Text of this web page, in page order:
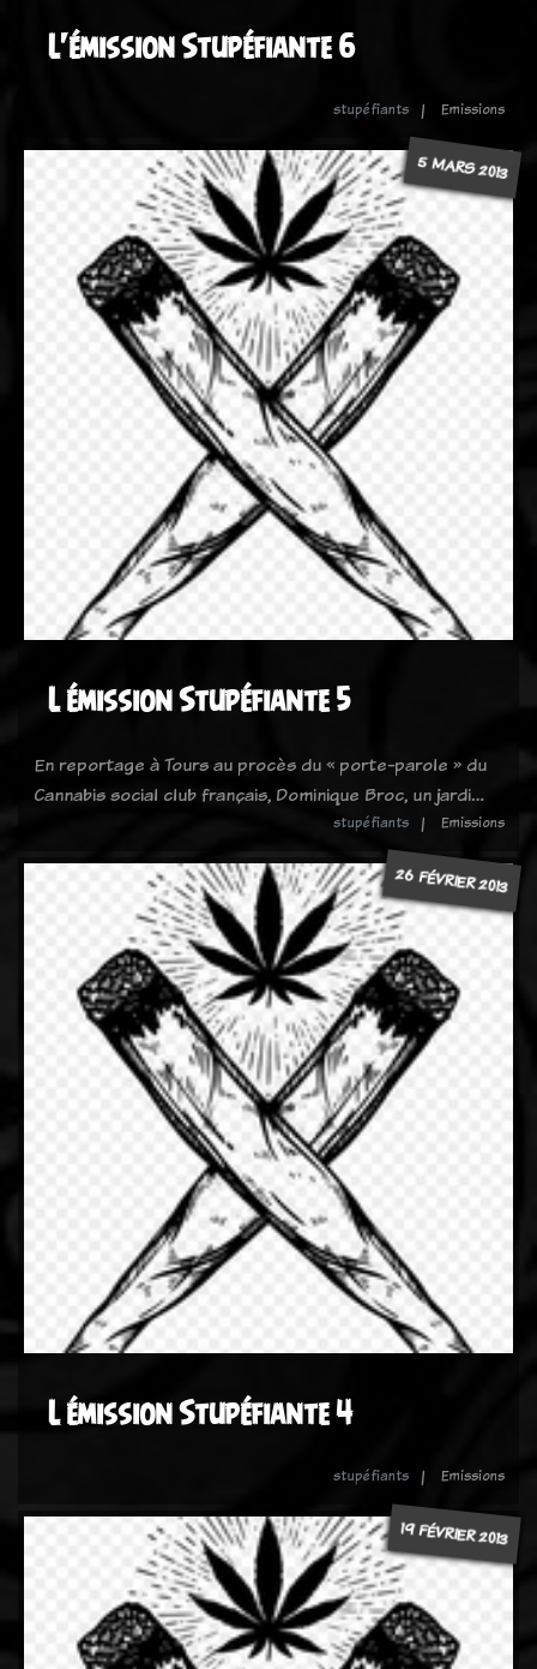
L'émission Stupéfiante 6
stupéfiants Emissions
5 MARS 2013
L émission Stupéfiante 5
En reportage à Tours au procès du « porte-parole » du
Cannabis social club français, Dominique Broc, un jardi…
stupéfiants Emissions
26 FÉVRIER 2013
L émission Stupéfiante 4
stupéfiants Emissions
19 FÉVRIER 2013